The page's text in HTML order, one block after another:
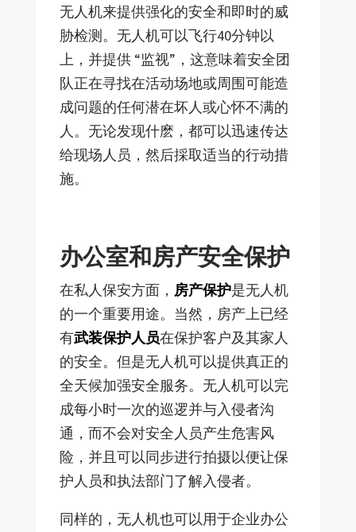
无人机来提供强化的安全和即时的威
胁检测。无人机可以飞行40分钟以
上，并提供 “监视”，这意味着安全团
队正在寻找在活动场地或周围可能造
成问题的任何潜在坏人或心怀不满的
人。无论发现什麽，都可以迅速传达
给现场人员，然后採取适当的行动措
施。
办公室和房产安全保护
在私人保安方面， 房产保护是无人机
的一个重要用途。当然，房产上已经
有武装保护人员在保护客户及其家人
的安全。但是无人机可以提供真正的
全天候加强安全服务。无人机可以完
成每小时一次的巡逻并与入侵者沟
通，而不会对安全人员产生危害风
险，并且可以同步进行拍摄以便让保
护人员和执法部门了解入侵者。
同样的，无人机也可以用于企业办公